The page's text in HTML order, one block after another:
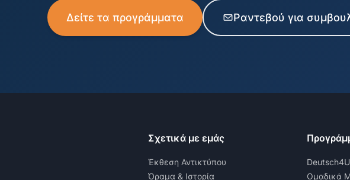
Δείτε τα προγράμματα Ραντεβού για
Σχετικά με εμάς
Έκθεση Αντικτύπου
Όραμα & Ιστορία
Deutsch4U
Ομαδικά